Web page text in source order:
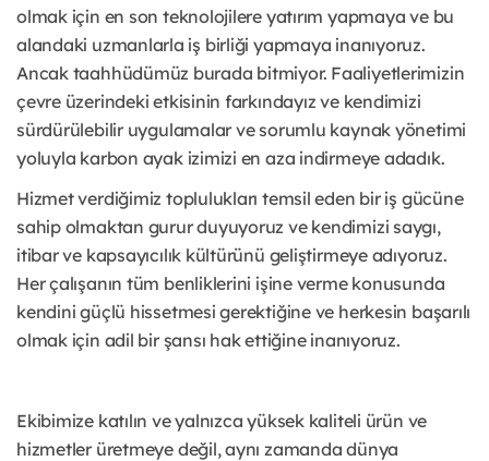
olmak için en son teknolojilere yatırım yapmaya ve bu
alandaki uzmanlarla iş birliği yapmaya inanıyoruz.
Ancak taahhüdümüz burada bitmiyor. Faaliyetlerimizin
çevre üzerindeki etkisinin farkındayız ve kendimizi
sürdürülebilir uygulamalar ve sorumlu kaynak yönetimi
yoluyla karbon ayak izimizi en aza indirmeye adadık.
Hizmet verdiğimiz toplulukları temsil eden bir iş gücüne
sahip olmaktan gurur duyuyoruz ve kendimizi saygı,
itibar ve kapsayıcılık kültürünü geliştirmeye adıyoruz.
Her çalışanın tüm benliklerini işine verme konusunda
kendini güçlü hissetmesi gerektiğine ve herkesin başarılı
olmak için adil bir şansı hak ettiğine inanıyoruz.
Ekibimize katılın ve yalnızca yüksek kaliteli ürün ve
hizmetler üretmeye değil, aynı zamanda dünya